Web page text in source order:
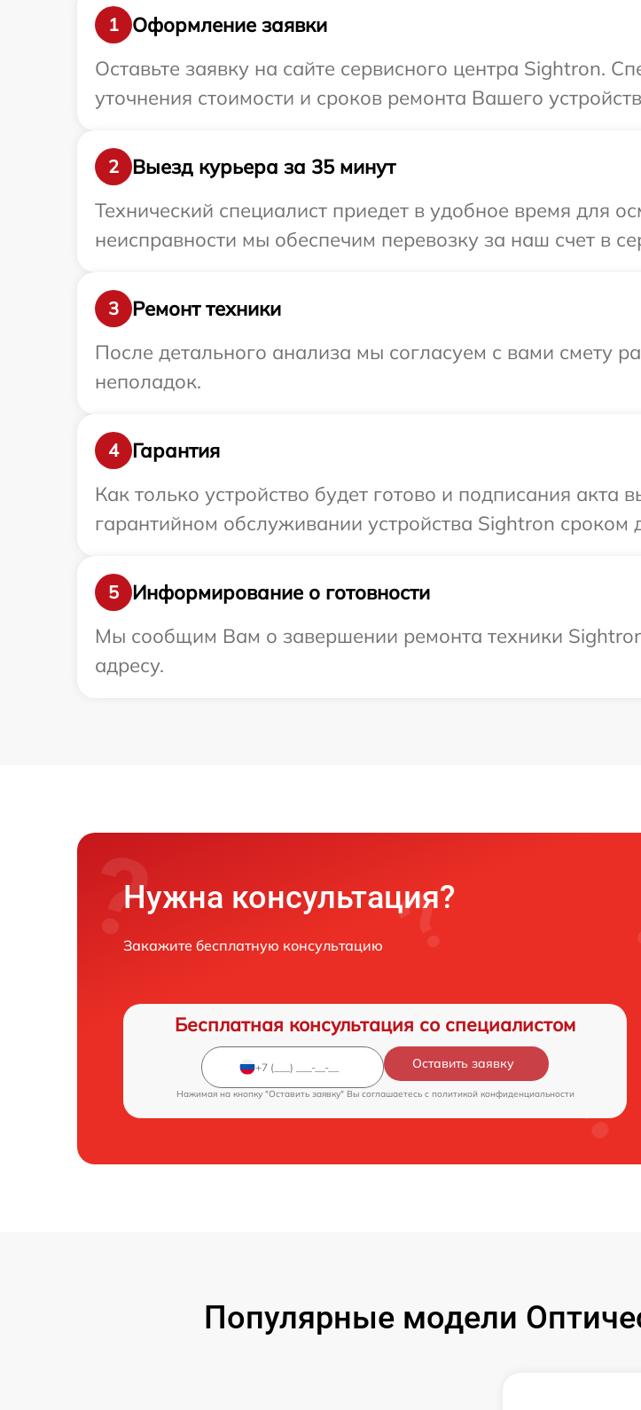
1
Оформление заявки
Оставьте заявку на сайте сервисного центра Sightron.
уточнения стоимости и сроков ремонта Вашего
2
Выезд курьера за 35 минут
Технический специалист приедет в удобное время для
неисправности мы обеспечим перевозку за наш счет в
3
Ремонт техники
После детального анализа мы согласуем с вами смету
неполадок.
4
Гарантия
Как только устройство будет готово и подписания
гарантийном обслуживании устройства Sightron сроком
5
Информирование о готовности
Мы сообщим Вам о завершении ремонта техники
адресу.
Нужна консультация?
Закажите бесплатную консультацию
Бесплатная консультация со специалистом
Оставить заявку
Нажимая на кнопку "Оставить заявку" Вы соглашаетесь c политикой конфиденциальности
Популярные модели